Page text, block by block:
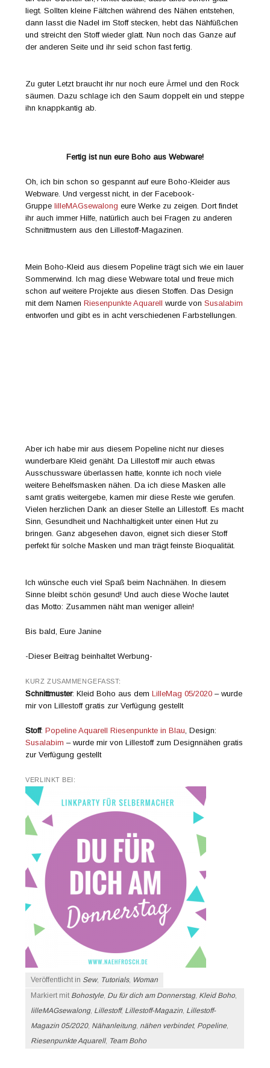
liegt. Sollten kleine Fältchen während des Nähen entstehen,
dann lasst die Nadel im Stoff stecken, hebt das Nähfüßchen
und streicht den Stoff wieder glatt. Nun noch das Ganze auf
der anderen Seite und ihr seid schon fast fertig.
Zu guter Letzt braucht ihr nur noch eure Ärmel und den Rock
säumen. Dazu schlage ich den Saum doppelt ein und steppe
ihn knappkantig ab.
Fertig ist nun eure Boho aus Webware!
Oh, ich bin schon so gespannt auf eure Boho-Kleider aus
Webware. Und vergesst nicht, in der Facebook-
GruppelilleMAGsewalong eure Werke zu zeigen. Dort findet
ihr auch immer Hilfe, natürlich auch bei Fragen zu anderen
Schnittmustern aus den Lillestoff-Magazinen.
Mein Boho-Kleid aus diesem Popeline trägt sich wie ein lauer
Sommerwind. Ich mag diese Webware total und freue mich
schon auf weitere Projekte aus diesen Stoffen. Das Design
mit dem NamenRiesenpunkte Aquarell wurde vonSusalabim
entworfen und gibt es in acht verschiedenen Farbstellungen.
Aber ich habe mir aus diesem Popeline nicht nur dieses
wunderbare Kleid genäht. Da Lillestoff mir auch etwas
Ausschussware überlassen hatte, konnte ich noch viele
weitere Behelfsmasken nähen. Da ich diese Masken alle
samt gratis weitergebe, kamen mir diese Reste wie gerufen.
Vielen herzlichen Dank an dieser Stelle an Lillestoff. Es macht
Sinn, Gesundheit und Nachhaltigkeit unter einen Hut zu
bringen. Ganz abgesehen davon, eignet sich dieser Stoff
perfekt für solche Masken und man trägt feinste Bioqualität.
Ich wünsche euch viel Spaß beim Nachnähen. In diesem
Sinne bleibt schön gesund! Und auch diese Woche lautet
das Motto: Zusammen näht man weniger allein!
Bis bald, Eure Janine
-Dieser Beitrag beinhaltet Werbung-
KURZ ZUSAMMENGEFASST:
Schnittmuster: Kleid Boho aus demLilleMag 05/2020 – wurde
mir von Lillestoff gratis zur Verfügung gestellt
Stoff:Popeline Aquarell Riesenpunkte in Blau, Design:
Susalabim – wurde mir von Lillestoff zum Designnähen gratis
zur Verfügung gestellt
VERLINKT BEI:
Veröffentlicht in Sew, Tutorials, Woman
Markiert mit Bohostyle Du für dich am Donnerstag, Kleid Boho
lilleMAGsewalong, Lillestoff, Lillestoff-Magazin Lillestoff-
Magazin 05/2020, Nähanleitung, nähen verbindet, Popeline
Riesenpunkte Aquarell, Team Boho